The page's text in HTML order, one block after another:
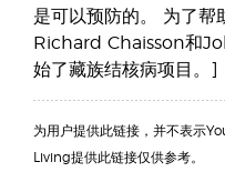
是可以预防的。 为了帮
Richard Chaisson和
始了藏族结核病项目。]
为用户提供此链接，并不表示
Living提供此链接仅供参考。